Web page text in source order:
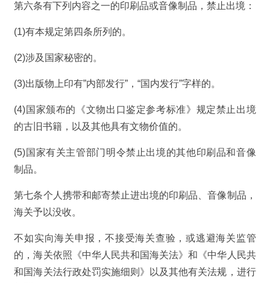
第六条有下列内容之一的印刷品或音像制品，禁止出境：
(1)有本规定第四条所列的。
(2)涉及国家秘密的。
(3)出版物上印有”内部发行”，“国内发行”字样的。
(4)国家颁布的《文物出口鉴定参考标准》规定禁止出境
的古旧书籍，以及其他具有文物价值的。
(5)国家有关主管部门明令禁止出境的其他印刷品和音像
制品。
第七条个人携带和邮寄禁止进出境的印刷品、音像制品，
海关予以没收。
不如实向海关申报，不接受海关查验，或逃避海关监管
的，海关依照《中华人民共和国海关法》和《中华人民共
和国海关法行政处罚实施细则》以及其他有关法规，进行